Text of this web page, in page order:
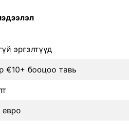
эргэлтүүд
€10+ бооцоо тавь
евро